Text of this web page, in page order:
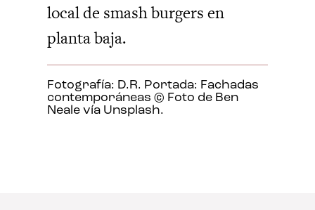
local de smash burgers en
planta baja.
Fotografía: D.R. Portada: Fachadas
contemporáneas © Foto de Ben
Neale vía Unsplash.